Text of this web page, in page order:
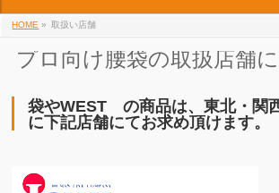
HOME » 取扱い店舗
プロ向け腰袋の取扱店舗
袋やWEST の商品は、東北・関
に下記店舗にてお求め頂けます。